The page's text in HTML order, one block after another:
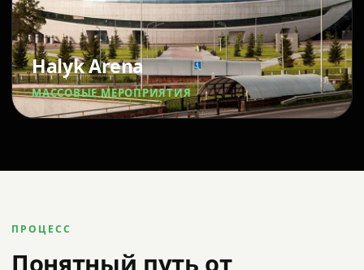
Halyk Arena
МАССОВЫЕ МЕРОПРИЯТИЯ
ПРОЦЕСС
Понятный путь от